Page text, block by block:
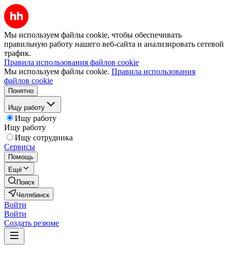
Мы используем файлы cookie, чтобы обеспечивать
правильную работу нашего веб-сайта и анализировать сетевой
трафик.
Правила использования файлов cookie
Мы используем файлы cookie. Правила использования
файлов cookie
Понятно
Ищу работу
Ищу работу
Ищу работу
Ищу сотрудника
Сервисы
Помощь
Ещё
Поиск
Челябинск
Войти
Войти
Создать резюме